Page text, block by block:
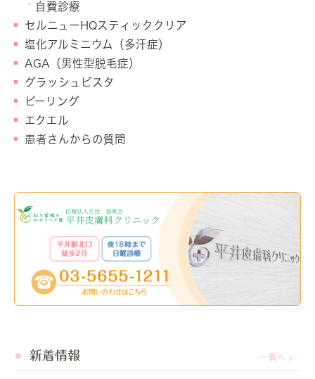
自費診療
セルニューHQスティッククリア
塩化アルミニウム（多汗症）
AGA（男性型脱毛症）
グラッシュビスタ
ピーリング
エクエル
患者さんからの質問
新着情報 一覧へ >